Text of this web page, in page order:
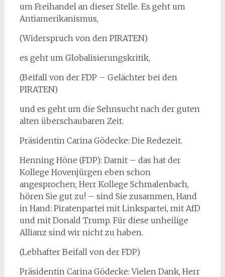
um Freihandel an dieser Stelle. Es geht um
Antiamerikanismus,
(Widerspruch von den PIRATEN)
es geht um Globalisierungskritik,
(Beifall von der FDP – Gelächter bei den
PIRATEN)
und es geht um die Sehnsucht nach der guten
alten überschaubaren Zeit.
Präsidentin Carina Gödecke: Die Redezeit.
Henning Höne (FDP): Damit – das hat der
Kollege Hovenjürgen eben schon
angesprochen; Herr Kollege Schmalenbach,
hören Sie gut zu! – sind Sie zusammen, Hand
in Hand: Piratenpartei mit Linkspartei, mit AfD
und mit Donald Trump. Für diese unheilige
Allianz sind wir nicht zu haben.
(Lebhafter Beifall von der FDP)
Präsidentin Carina Gödecke: Vielen Dank, Herr